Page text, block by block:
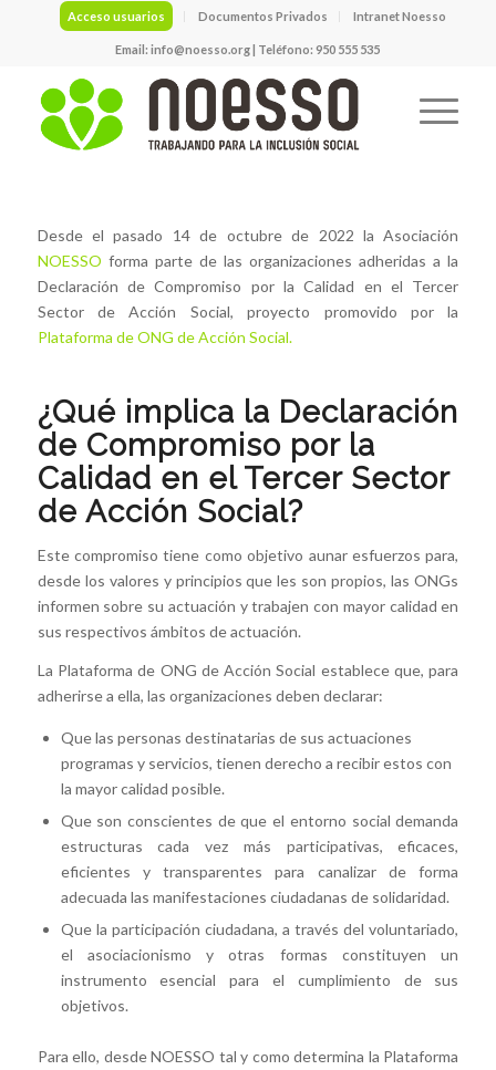
Acceso usuarios Documentos Privados Intranet Noesso
Email:info@noesso.org| Teléfono: 950 555 535
Desde el pasado 14 de octubre de 2022 la Asociación
NOESSO forma parte de las organizaciones adheridas a la
Declaración de Compromiso por la Calidad en el Tercer
Sector de Acción Social, proyecto promovido por la
Plataforma de ONG de Acción Social.
¿Qué implica la Declaración
de Compromiso por la
Calidad en el Tercer Sector
de Acción Social?
Este compromiso tiene como objetivo aunar esfuerzos para,
desde los valores y principios que les son propios, las ONGs
informen sobre su actuación y trabajen con mayor calidad en
sus respectivos ámbitos de actuación.
La Plataforma de ONG de Acción Social establece que, para
adherirse a ella, las organizaciones deben declarar:
Que las personas destinatarias de sus actuaciones
programas y servicios, tienen derecho a recibir estos con
la mayor calidad posible.
Que son conscientes de que el entorno social demanda
estructuras cada vez más participativas, eficaces,
eficientes y transparentes para canalizar de forma
adecuada las manifestaciones ciudadanas de solidaridad.
Que la participación ciudadana, a través del voluntariado,
el asociacionismo y otras formas constituyen un
instrumento esencial para el cumplimiento de sus
objetivos.
Para ello, desde NOESSO tal y como determina la Plataforma